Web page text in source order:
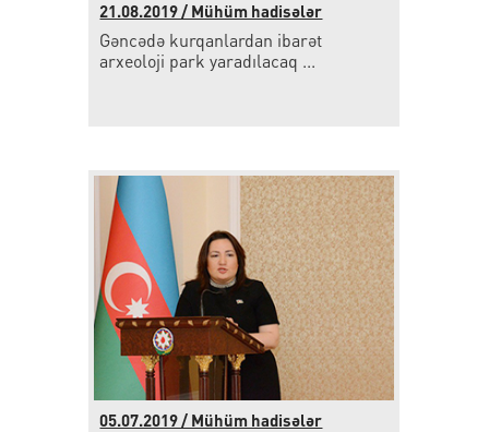
21.08.2019 / Mühüm hadisələr
Gəncədə kurqanlardan ibarət
arxeoloji park yaradılacaq ...
05.07.2019 / Mühüm hadisələr